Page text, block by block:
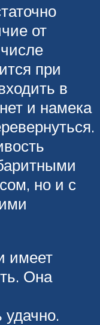
от
при
в
и намека
но и с
имеет
Она